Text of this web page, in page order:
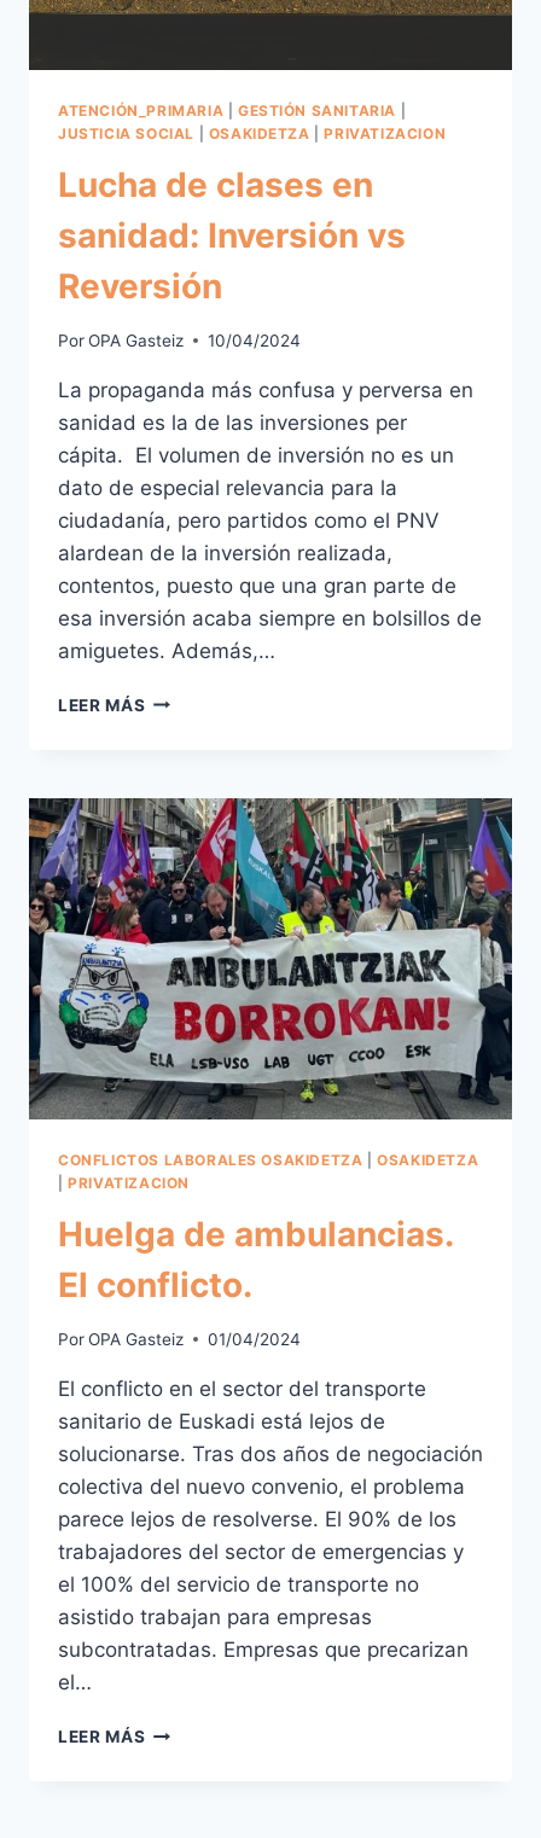
ATENCIÓN_PRIMARIA GESTIÓN SANITARIA
JUSTICIA SOCIAL
OSAKIDETZA |PRIVATIZACION
Lucha de clases en
sanidad: Inversión vs
Reversión
PorOPA Gasteiz 10/04/2024
La propaganda más confusa y perversa en
sanidad es la de las inversiones per
cápita. El volumen de inversión no es un
dato de especial relevancia para la
ciudadanía, pero partidos como el PNV
alardean de la inversión realizada,
contentos, puesto que una gran parte de
esa inversión acaba siempre en bolsillos de
amiguetes. Además,…
LEER MÁS LUCHA
SANIDAD:
INVERSIÓN
VS
REVERSIÓN
CONFLICTOS LABORALES OSAKIDETZA |OSAKIDETZA
|PRIVATIZACION
Huelga de ambulancias.
El conflicto.
PorOPA Gasteiz 01/04/2024
El conflicto en el sector del transporte
sanitario de Euskadi está lejos de
solucionarse. Tras dos años de negociación
colectiva del nuevo convenio, el problema
parece lejos de resolverse. El 90% de los
trabajadores del sector de emergencias y
el 100% del servicio de transporte no
asistido trabajan para empresas
subcontratadas. Empresas que precarizan
el…
LEER MÁS HUELGA